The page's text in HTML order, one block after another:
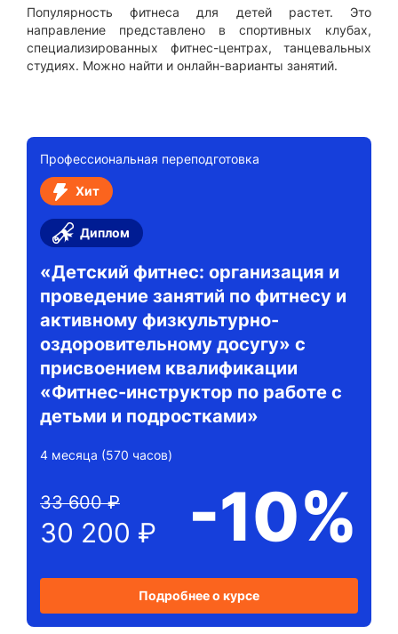
Популярность фитнеса для детей растет. Это
направление представлено в спортивных клубах,
специализированных фитнес-центрах, танцевальных
студиях. Можно найти и онлайн-варианты занятий.
Профессиональная переподготовка
Хит
Диплом
«Детский фитнес: организация и
проведение занятий по фитнесу и
активному физкультурно-
оздоровительному досугу» с
присвоением квалификации
«Фитнес-инструктор по работе с
детьми и подростками»
4 месяца (570 часов)
30 200 ₽
33 600 ₽ -10%
Подробнее о курсе